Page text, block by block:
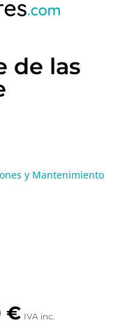
de las
y Mantenimiento
€ IVA inc.